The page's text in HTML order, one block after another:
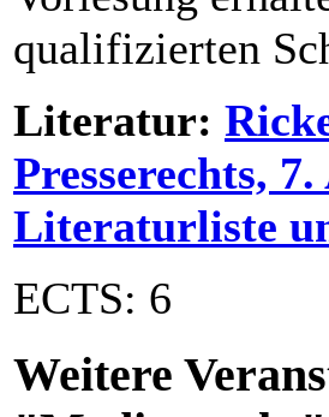
qualifizierten
Literatur:
Presserechts,
Literaturliste
ECTS: 6
Weitere